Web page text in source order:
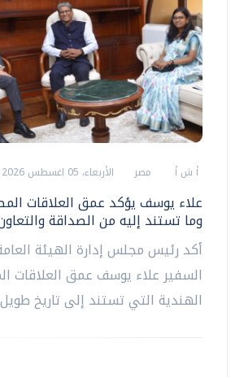
أ ش أ مصر الأربعاء، 05 اغسطس 2026 08:56 م
علاء يوسف يؤكد عمق العلاقات
وما تستند إليه من الصداقة
أكد رئيس مجلس إدارة الهيئة
السفير علاء يوسف عمق العلاقات
الهندية التي تستند إلى تاريخ